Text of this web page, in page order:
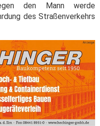
den Mann werde
des Straßenverkehrs